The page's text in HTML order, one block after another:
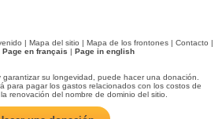
| Mapa del sitio | Mapa de los frontones | Contacto |
Page en français | Page in english
su longevidad, puede hacer una donación.
para pagar los gastos relacionados con los costos de
renovación del nombre de dominio del sitio.